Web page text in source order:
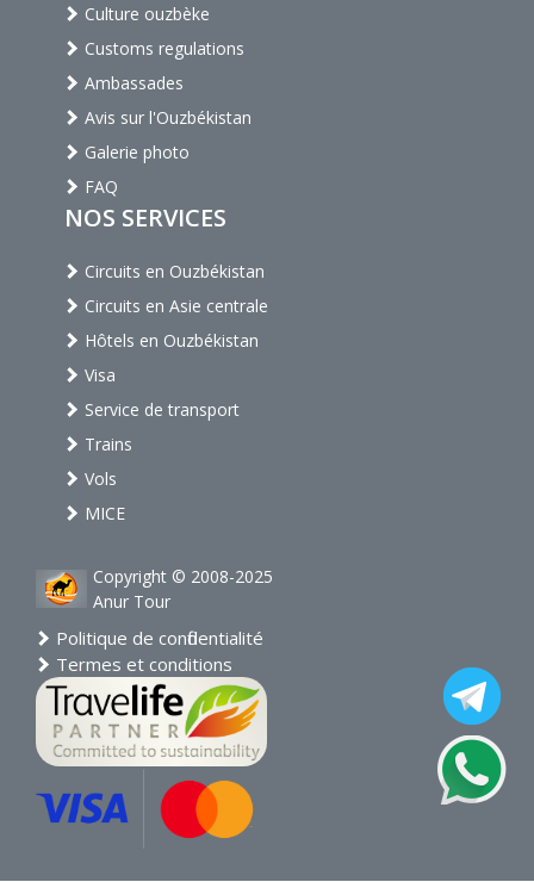
Culture ouzbèke
Customs regulations
Ambassades
Avis sur l'Ouzbékistan
Galerie photo
FAQ
NOS SERVICES
Circuits en Ouzbékistan
Circuits en Asie centrale
Hôtels en Ouzbékistan
Visa
Service de transport
Trains
Vols
MICE
Copyright © 2008-2025
Anur Tour
Politique de confidentialité
Termes et conditions